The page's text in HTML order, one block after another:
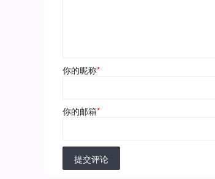
你的昵称*
你的邮箱*
提交评论